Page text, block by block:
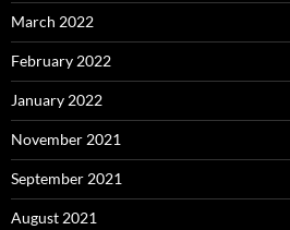
March 2022
February 2022
January 2022
November 2021
September 2021
August 2021